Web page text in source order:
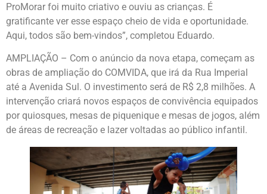
ProMorar foi muito criativo e ouviu as crianças. É
gratificante ver esse espaço cheio de vida e oportunidade.
Aqui, todos são bem-vindos”, completou Eduardo.
AMPLIAÇÃO – Com o anúncio da nova etapa, começam as
obras de ampliação do COMVIDA, que irá da Rua Imperial
até a Avenida Sul. O investimento será de R$ 2,8 milhões. A
intervenção criará novos espaços de convivência equipados
por quiosques, mesas de piquenique e mesas de jogos, além
de áreas de recreação e lazer voltadas ao público infantil.